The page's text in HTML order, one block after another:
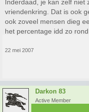
Inderdaad, je kan zelf niet
vriendenkring. Dat is ook
ook zoveel mensen dieg
het percentage idd zo
22 mei 2007
Darkon 83
Active Member